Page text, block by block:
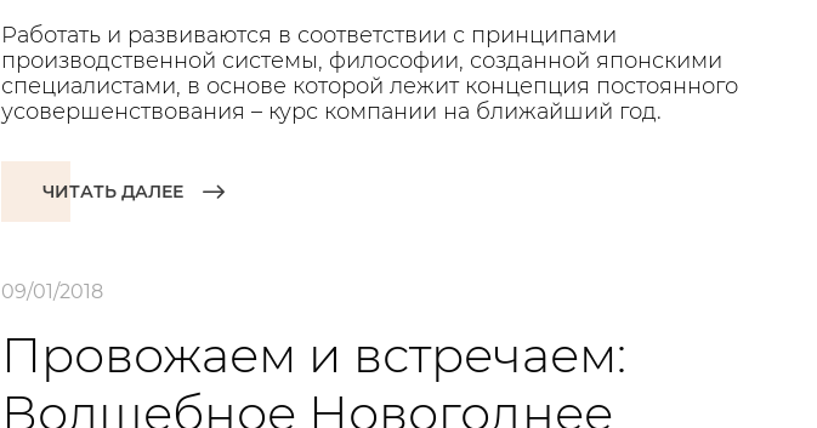
Работать и развиваются в соответствии с принципами
производственной системы, философии, созданной японскими
специалистами, в основе которой лежит концепция постоянного
усовершенствования – курс компании на ближайший год.
ЧИТАТЬ ДАЛЕЕ
09/01/2018
Провожаем и встречаем:
Волшебное Новогоднее